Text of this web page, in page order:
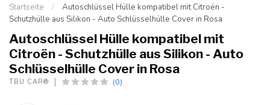
Startseite /
Autoschlüssel Hülle kompatibel mit Citroën -
Schutzhülle aus Silikon - Auto Schlüsselhülle Cover in Rosa
Autoschlüssel Hülle kompatibel mit
Citroën - Schutzhülle aus Silikon - Auto
Schlüsselhülle Cover in Rosa
TBU CAR® (0)